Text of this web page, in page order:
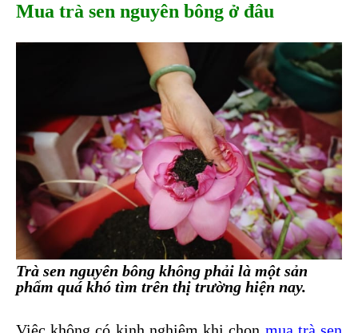
Mua trà sen nguyên bông ở đâu
Trà sen nguyên bông không phải là một sản
phẩm quá khó tìm trên thị trường hiện nay.